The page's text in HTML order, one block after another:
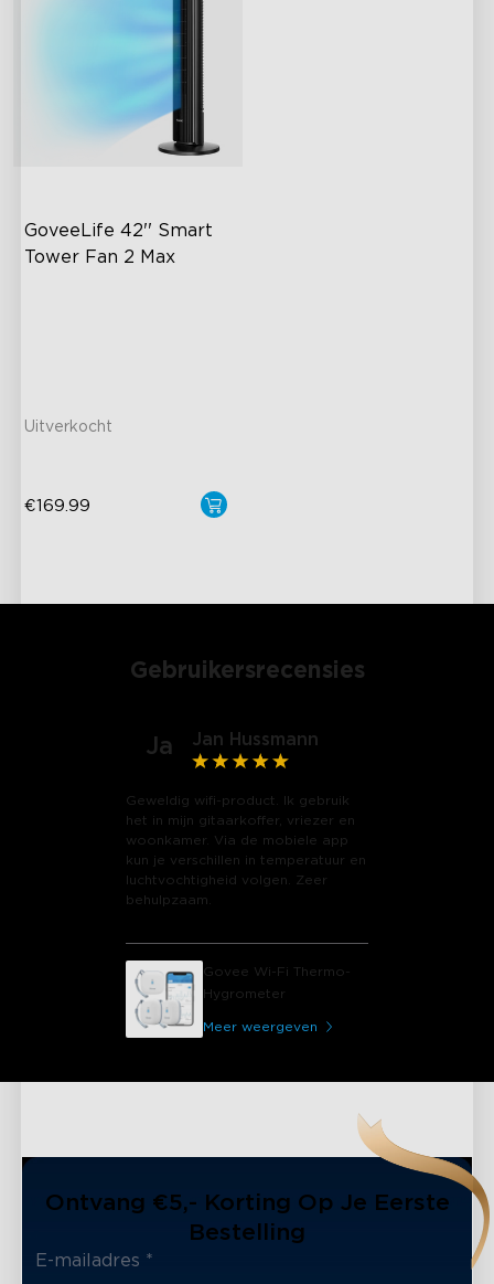
GoveeLife 42'' Smart
Tower Fan 2 Max
Uitverkocht
€169.99
Gebruikersrecensies
Ja Jan Hussmann
Geweldig wifi-product. Ik gebruik
het in mijn gitaarkoffer, vriezer en
woonkamer. Via de mobiele app
kun je verschillen in temperatuur en
luchtvochtigheid volgen. Zeer
behulpzaam.
Govee Wi-Fi Thermo-
Hygrometer
Meer weergeven
Ontvang €5,- Korting Op Je Eerste
Bestelling